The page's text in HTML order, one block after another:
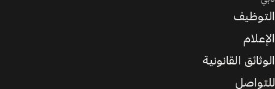
التوظيف
الإعلام
الوثائق القانونية
للتواصل